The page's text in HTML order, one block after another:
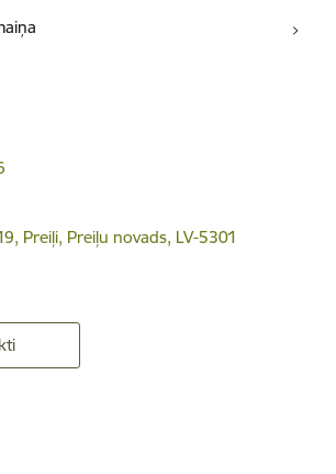
Preiļi, Preiļu novads, LV-5301